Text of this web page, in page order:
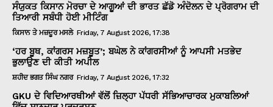
ਸੰਯੁਕਤ ਕਿਸਾਨ ਮੋਰਚਾ ਦੇ ਆਗੂਆਂ ਦੀ ਭਾਰਤ ਛੱਡੋ ਅੰਦੋਲਨ ਦੇ ਪ੍ਰੋਗਰਾਮ ਦੀ
ਤਿਆਰੀ ਸਬੰਧੀ ਹੋਈ ਮੀਟਿੰਗ
ਕਿਸਾਨ ਤੇ ਮਜ਼ਦੂਰ ਮਸਲੇ Friday, 7 August 2026, 17:38
‘ਹਰ ਬੂਥ, ਕਾਂਗਰਸ ਮਜ਼ਬੂਤ’; ਬਘੇਲ ਨੇ ਕਾਂਗਰਸੀਆਂ ਨੂੰ ਆਪਸੀ ਮਤਭੇਦ
ਭੁਲਾਉਣ ਦੀ ਕੀਤੀ ਅਪੀਲ
ਸ਼ਹੀਦ ਭਗਤ ਸਿੰਘ ਨਗਰ Friday, 7 August 2026, 17:32
GKU ਦੇ ਵਿਦਿਆਰਥੀਆਂ ਵੱਲੋਂ ਜ਼ਿਲ੍ਹਾ ਪੱਧਰੀ ਸੱਭਿਆਚਾਰਕ ਮੁਕਾਬਲਿਆਂ